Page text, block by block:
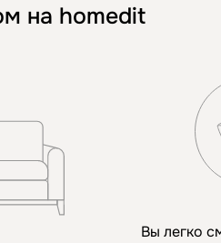
на homedit
Вы легко